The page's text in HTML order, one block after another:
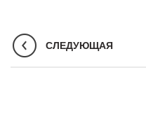
СЛЕДУЮЩАЯ